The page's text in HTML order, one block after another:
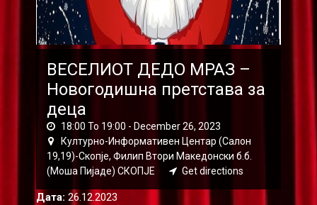
ВЕСЕЛИОТ ДЕДО МРАЗ –
Новогодишна претстава за
деца
18:00 To 19:00 - December 26, 2023
Културно-Информативен Центар (Салон
19,19)-Скопје, Филип Втори Македонски б.б.
(Моша Пијаде) СКОПЈЕ
Get directions
Дата: 26.12.2023